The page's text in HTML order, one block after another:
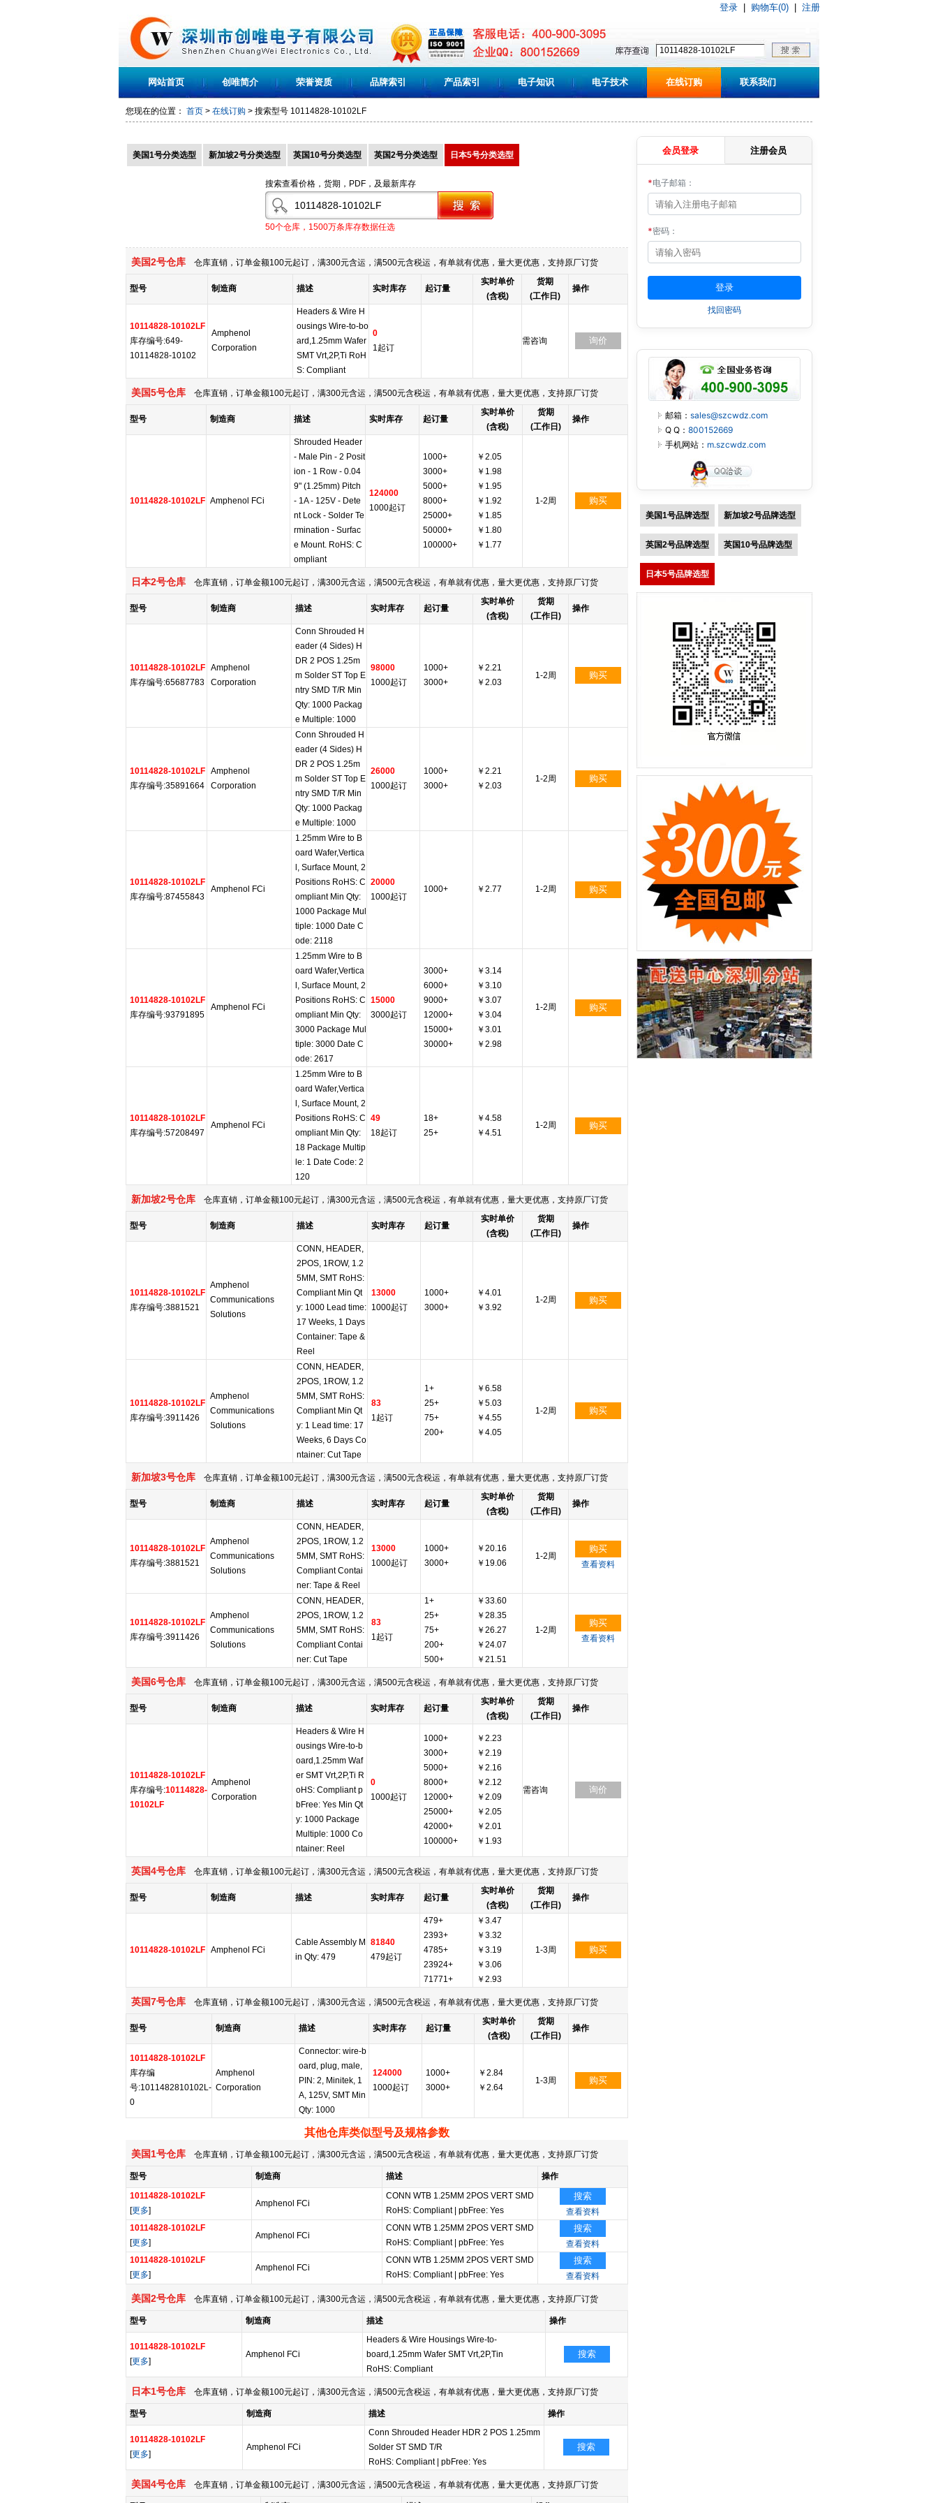
登录 购物车(0) 注册
网站首页 创唯简介 荣誉资质 品牌索引 产品索引 电子知识 电子技术 在线订购 联系我们
您现在的位置： 首页 > 在线订购 > 搜索型号 10114828-10102LF
美国1号分类选型 新加坡2号分类选型 英国10号分类选型 英国2号分类选型 日本5号分类选型
搜索查看价格，货期，PDF，及最新库存
50个仓库，1500万条库存数据任选
美国2号仓库 仓库直销，订单金额100元起订，满300元含运，满500元含税运，有单就有优惠，量大更优惠，支持原厂订货
型号 制造商 描述 实时库存 起订量
实时单价
(含税)
货期
(工作日)
操作
10114828-10102LF
库存编号:649-
10114828-10102
Amphenol
Corporation
Headers & Wire H
ousings Wire-to-bo
ard,1.25mm Wafer
SMT Vrt,2P,Ti RoH
S: Compliant
0
1起订
需咨询 询价
美国5号仓库 仓库直销，订单金额100元起订，满300元含运，满500元含税运，有单就有优惠，量大更优惠，支持原厂订货
型号 制造商 描述 实时库存 起订量
实时单价
(含税)
货期
(工作日)
操作
10114828-10102LF Amphenol FCi
Shrouded Header
- Male Pin - 2 Posit
ion - 1 Row - 0.04
9" (1.25mm) Pitch
- 1A - 125V - Dete
nt Lock - Solder Te
rmination - Surfac
e Mount. RoHS: C
ompliant
124000
1000起订
1000+
3000+
5000+
8000+
25000+
50000+
100000+
￥2.05
￥1.98
￥1.95
￥1.92
￥1.85
￥1.80
￥1.77
1-2周 购买
日本2号仓库 仓库直销，订单金额100元起订，满300元含运，满500元含税运，有单就有优惠，量大更优惠，支持原厂订货
型号 制造商 描述 实时库存 起订量
实时单价
(含税)
货期
(工作日)
操作
10114828-10102LF
库存编号:65687783
Amphenol
Corporation
Conn Shrouded H
eader (4 Sides) H
DR 2 POS 1.25m
m Solder ST Top E
ntry SMD T/R Min
Qty: 1000 Packag
e Multiple: 1000
98000
1000起订
1000+
3000+
￥2.21
￥2.03
1-2周 购买
10114828-10102LF
库存编号:35891664
Amphenol
Corporation
Conn Shrouded H
eader (4 Sides) H
DR 2 POS 1.25m
m Solder ST Top E
ntry SMD T/R Min
Qty: 1000 Packag
e Multiple: 1000
26000
1000起订
1000+
3000+
￥2.21
￥2.03
1-2周 购买
10114828-10102LF
库存编号:87455843
Amphenol FCi
1.25mm Wire to B
oard Wafer,Vertica
l, Surface Mount, 2
Positions RoHS: C
ompliant Min Qty:
1000 Package Mul
tiple: 1000 Date C
ode: 2118
20000
1000起订
1000+ ￥2.77 1-2周 购买
10114828-10102LF
库存编号:93791895
Amphenol FCi
1.25mm Wire to B
oard Wafer,Vertica
l, Surface Mount, 2
Positions RoHS: C
ompliant Min Qty:
3000 Package Mul
tiple: 3000 Date C
ode: 2617
15000
3000起订
3000+
6000+
9000+
12000+
15000+
30000+
￥3.14
￥3.10
￥3.07
￥3.04
￥3.01
￥2.98
1-2周 购买
10114828-10102LF
库存编号:57208497
Amphenol FCi
1.25mm Wire to B
oard Wafer,Vertica
l, Surface Mount, 2
Positions RoHS: C
ompliant Min Qty:
18 Package Multip
le: 1 Date Code: 2
120
49
18起订
18+
25+
￥4.58
￥4.51
1-2周 购买
新加坡2号仓库 仓库直销，订单金额100元起订，满300元含运，满500元含税运，有单就有优惠，量大更优惠，支持原厂订货
型号 制造商 描述 实时库存 起订量
实时单价
(含税)
货期
(工作日)
操作
10114828-10102LF
库存编号:3881521
Amphenol
Communications
Solutions
CONN, HEADER,
2POS, 1ROW, 1.2
5MM, SMT RoHS:
Compliant Min Qt
y: 1000 Lead time:
17 Weeks, 1 Days
Container: Tape &
Reel
13000
1000起订
1000+
3000+
￥4.01
￥3.92
1-2周 购买
10114828-10102LF
库存编号:3911426
Amphenol
Communications
Solutions
CONN, HEADER,
2POS, 1ROW, 1.2
5MM, SMT RoHS:
Compliant Min Qt
y: 1 Lead time: 17
Weeks, 6 Days Co
ntainer: Cut Tape
83
1起订
1+
25+
75+
200+
￥6.58
￥5.03
￥4.55
￥4.05
1-2周 购买
新加坡3号仓库 仓库直销，订单金额100元起订，满300元含运，满500元含税运，有单就有优惠，量大更优惠，支持原厂订货
型号 制造商 描述 实时库存 起订量
实时单价
(含税)
货期
(工作日)
操作
10114828-10102LF
库存编号:3881521
Amphenol
Communications
Solutions
CONN, HEADER,
2POS, 1ROW, 1.2
5MM, SMT RoHS:
Compliant Contai
ner: Tape & Reel
13000
1000起订
1000+
3000+
￥20.16
￥19.06
1-2周
购买
查看资料
10114828-10102LF
库存编号:3911426
Amphenol
Communications
Solutions
CONN, HEADER,
2POS, 1ROW, 1.2
5MM, SMT RoHS:
Compliant Contai
ner: Cut Tape
83
1起订
1+
25+
75+
200+
500+
￥33.60
￥28.35
￥26.27
￥24.07
￥21.51
1-2周
购买
查看资料
美国6号仓库 仓库直销，订单金额100元起订，满300元含运，满500元含税运，有单就有优惠，量大更优惠，支持原厂订货
型号 制造商 描述 实时库存 起订量
实时单价
(含税)
货期
(工作日)
操作
10114828-10102LF
库存编号:10114828-
10102LF
Amphenol
Corporation
Headers & Wire H
ousings Wire-to-b
oard,1.25mm Waf
er SMT Vrt,2P,Ti R
oHS: Compliant p
bFree: Yes Min Qt
y: 1000 Package
Multiple: 1000 Co
ntainer: Reel
0
1000起订
1000+
3000+
5000+
8000+
12000+
25000+
42000+
100000+
￥2.23
￥2.19
￥2.16
￥2.12
￥2.09
￥2.05
￥2.01
￥1.93
需咨询 询价
英国4号仓库 仓库直销，订单金额100元起订，满300元含运，满500元含税运，有单就有优惠，量大更优惠，支持原厂订货
型号 制造商 描述 实时库存 起订量
实时单价
(含税)
货期
(工作日)
操作
10114828-10102LF Amphenol FCi
Cable Assembly M
in Qty: 479
81840
479起订
479+
2393+
4785+
23924+
71771+
￥3.47
￥3.32
￥3.19
￥3.06
￥2.93
1-3周 购买
英国7号仓库 仓库直销，订单金额100元起订，满300元含运，满500元含税运，有单就有优惠，量大更优惠，支持原厂订货
型号 制造商 描述 实时库存 起订量
实时单价
(含税)
货期
(工作日)
操作
10114828-10102LF
库存编
号:1011482810102L-
0
Amphenol
Corporation
Connector: wire-b
oard, plug, male,
PIN: 2, Minitek, 1
A, 125V, SMT Min
Qty: 1000
124000
1000起订
1000+
3000+
￥2.84
￥2.64
1-3周 购买
其他仓库类似型号及规格参数
美国1号仓库 仓库直销，订单金额100元起订，满300元含运，满500元含税运，有单就有优惠，量大更优惠，支持原厂订货
型号 制造商 描述
操作
10114828-10102LF
[更多]
Amphenol FCi
CONN WTB 1.25MM 2POS VERT SMD
RoHS: Compliant pbFree: Yes
搜索
查看资料
10114828-10102LF
[更多]
Amphenol FCi
CONN WTB 1.25MM 2POS VERT SMD
RoHS: Compliant pbFree: Yes
搜索
查看资料
10114828-10102LF
[更多]
Amphenol FCi
CONN WTB 1.25MM 2POS VERT SMD
RoHS: Compliant pbFree: Yes
搜索
查看资料
美国2号仓库 仓库直销，订单金额100元起订，满300元含运，满500元含税运，有单就有优惠，量大更优惠，支持原厂订货
型号 制造商 描述 操作
10114828-10102LF
[更多]
Amphenol FCi
Headers & Wire Housings Wire-to-
board,1.25mm Wafer SMT Vrt,2P,Tin
RoHS: Compliant
搜索
日本1号仓库 仓库直销，订单金额100元起订，满300元含运，满500元含税运，有单就有优惠，量大更优惠，支持原厂订货
型号 制造商 描述 操作
10114828-10102LF
[更多]
Amphenol FCi
Conn Shrouded Header HDR 2 POS 1.25mm
Solder ST SMD T/R
RoHS: Compliant pbFree: Yes
搜索
美国4号仓库 仓库直销，订单金额100元起订，满300元含运，满500元含税运，有单就有优惠，量大更优惠，支持原厂订货
会员登录 注册会员
*电子邮箱：
*密码：
找回密码
邮箱： sales@szcwdz.com
Q Q： 800152669
手机网站： m.szcwdz.com
美国1号品牌选型 新加坡2号品牌选型
英国2号品牌选型 英国10号品牌选型
日本5号品牌选型